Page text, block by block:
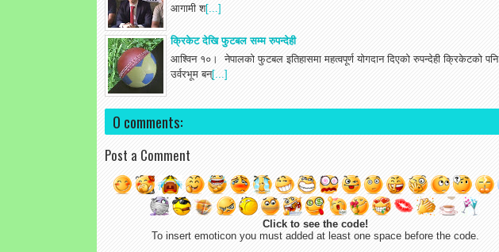
आगामी श[...]
क्रिकेट देखि फुटबल सम्म रुपन्देही
आश्विन १०। नेपालको फुटबल इतिहासमा महत्वपूर्ण योगदान दिएको रुपन्देही क्रिकेटको पनि
उर्वरभूम बन्[...]
0 comments:
Post a Comment
Click to see the code!
To insert emoticon you must added at least one space before the code.